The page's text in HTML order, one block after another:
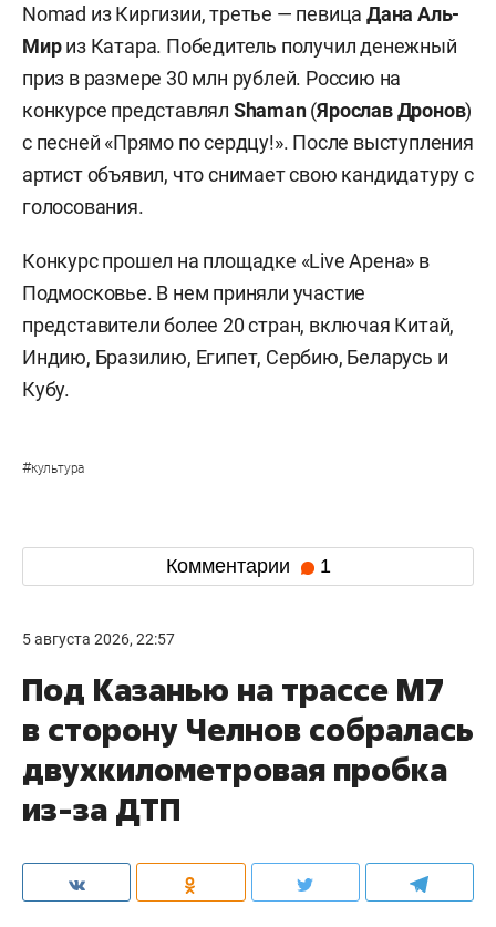
Nomad из Киргизии, третье — певица Дана Аль-
Мириз Катара. Победитель получил денежный
приз в размере 30 млн рублей. Россию на
конкурсе представлял Shaman(Ярослав Дронов)
с песней «Прямо по сердцу!». После выступления
артист объявил, что снимает свою кандидатуру с
голосования.
Конкурс прошел на площадке «Live Арена» в
Подмосковье. В нем приняли участие
представители более 20 стран, включая Китай,
Индию, Бразилию, Египет, Сербию, Беларусь и
Кубу.
#культура
Комментарии 1
5 августа 2026, 22:57
Под Казанью на трассе М7
в сторону Челнов собралась
двухкилометровая пробка
из-за ДТП